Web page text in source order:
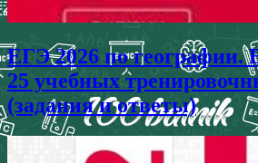
ЕГЭ 2026 по географии.
25 учебных
(задания и ответы)